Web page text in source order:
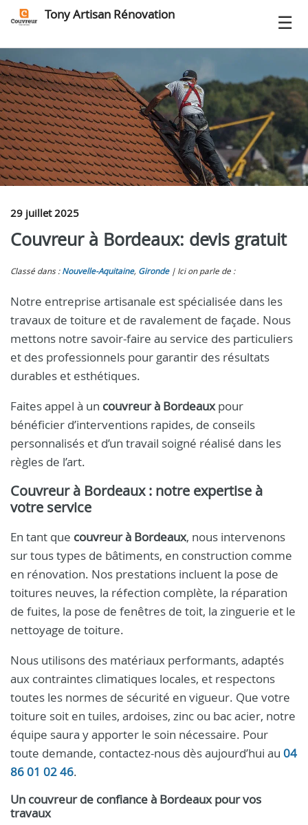
Tony Artisan Rénovation
29 juillet 2025
Couvreur à Bordeaux: devis gratuit
Classé dans : Nouvelle-Aquitaine, Gironde Ici on parle de :
Notre entreprise artisanale est spécialisée dans les
travaux de toiture et de ravalement de façade. Nous
mettons notre savoir-faire au service des particuliers
et des professionnels pour garantir des résultats
durables et esthétiques.
Faites appel à un couvreur à Bordeauxpour
bénéficier d’interventions rapides, de conseils
personnalisés et d’un travail soigné réalisé dans les
règles de l’art.
Couvreur à Bordeaux : notre expertise à
votre service
En tant que couvreur à Bordeaux, nous intervenons
sur tous types de bâtiments, en construction comme
en rénovation. Nos prestations incluent la pose de
toitures neuves, la réfection complète, la réparation
de fuites, la pose de fenêtres de toit, la zinguerie et le
nettoyage de toiture.
Nous utilisons des matériaux performants, adaptés
aux contraintes climatiques locales, et respectons
toutes les normes de sécurité en vigueur. Que votre
toiture soit en tuiles, ardoises, zinc ou bac acier, notre
équipe saura y apporter le soin nécessaire. Pour
toute demande, contactez-nous dès aujourd’hui au 04
86 01 02 46.
Un couvreur de confiance à Bordeaux pour vos
travaux